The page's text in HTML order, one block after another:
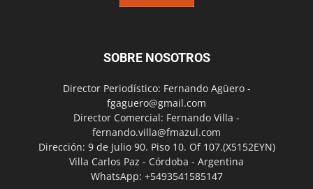
SOBRE NOSOTROS
Director Periodístico: Fernando Agüero -
fgaguero@gmail.com
Director Comercial: Fernando Villa -
fernando.villa@fmazul.com
Dirección: 9 de Julio 90. Piso 10. Of 107.(X5152EYN)
Villa Carlos Paz - Córdoba - Argentina
WhatsApp: +5493541585147